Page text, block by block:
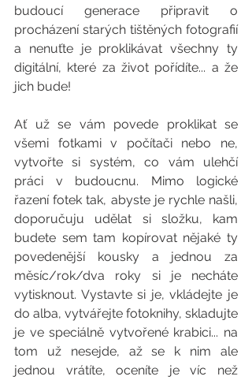
budoucí generace připravit o
procházení starých tištěných fotografií
a nenuťte je proklikávat všechny ty
digitální, které za život pořídíte... a že
jich bude!
Ať už se vám povede proklikat se
všemi fotkami v počítači nebo ne,
vytvořte si systém, co vám ulehčí
práci v budoucnu. Mimo logické
řazení fotek tak, abyste je rychle našli,
doporučuju udělat si složku, kam
budete sem tam kopírovat nějaké ty
povedenější kousky a jednou za
měsíc/rok/dva roky si je necháte
vytisknout. Vystavte si je, vkládejte je
do alba, vytvářejte fotoknihy, skladujte
je ve speciálně vytvořené krabici... na
tom už nesejde, až se k nim ale
jednou vrátíte, oceníte je víc než